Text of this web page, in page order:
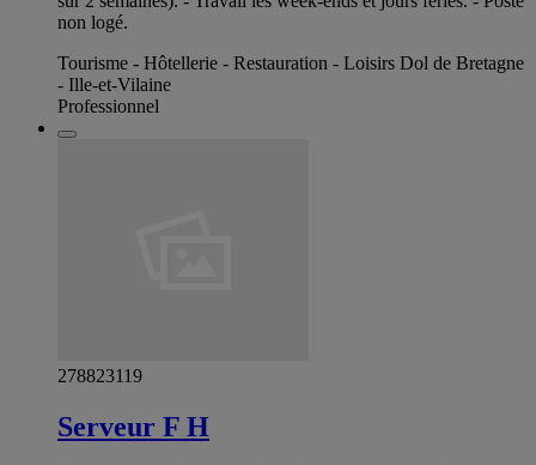
non logé.
Tourisme - Hôtellerie - Restauration - Loisirs Dol de Bretagne
- Ille-et-Vilaine
Professionnel
278823119
Serveur F H